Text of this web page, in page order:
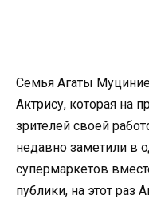
Семья Агаты
Актрису, которая на
зрителей своей
недавно заметили в
супермаркетов
публики, на этот раз